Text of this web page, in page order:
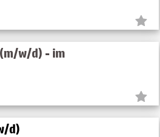
w/d) - im
d)